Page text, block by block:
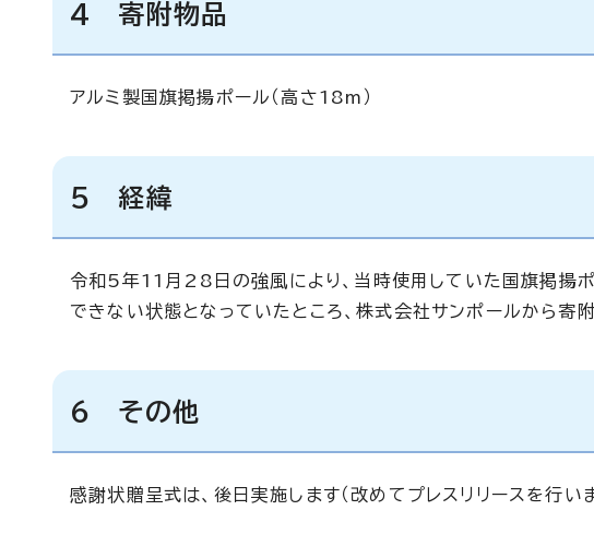
4 寄附物品
アルミ製国旗掲揚ポール（高さ18m）
5 経緯
令和5年11月28日の強風により、当時使用していた国旗掲揚
できない状態となっていたところ、株式会社サンポールから寄
6 その他
感謝状贈呈式は、後日実施します（改めてプレスリリースを行いま